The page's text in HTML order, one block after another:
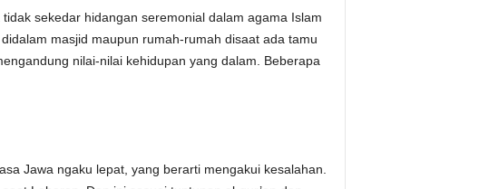
sekedar hidangan seremonial dalam agama Islam
masjid maupun rumah-rumah disaat ada tamu
nilai-nilai kehidupan yang dalam. Beberapa
Jawa ngaku lepat, yang berarti mengakui kesalahan.